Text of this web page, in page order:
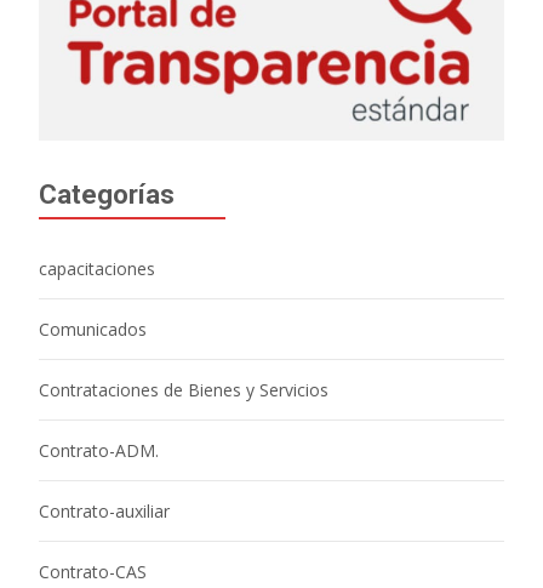
Categorías
capacitaciones
Comunicados
Contrataciones de Bienes y Servicios
Contrato-ADM.
Contrato-auxiliar
Contrato-CAS